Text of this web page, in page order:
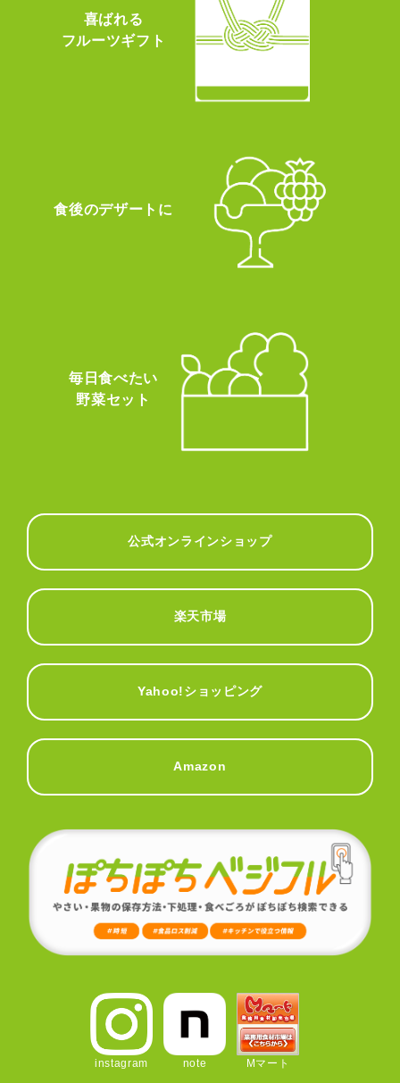
喜ばれる
フルーツギフト
食後のデザートに
毎日食べたい
野菜セット
公式オンラインショップ
楽天市場
Yahoo!ショッピング
Amazon
instagram note Mマート